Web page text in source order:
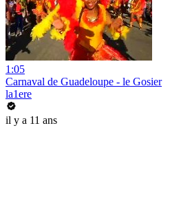
1:05
Carnaval de Guadeloupe - le Gosier
la1ere
il y a 11 ans